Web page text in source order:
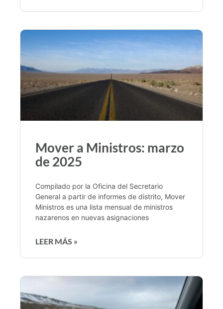
Mover a Ministros: marzo
de 2025
Compilado por la Oficina del Secretario
General a partir de informes de distrito, Mover
Ministros es una lista mensual de ministros
nazarenos en nuevas asignaciones
LEER MÁS »